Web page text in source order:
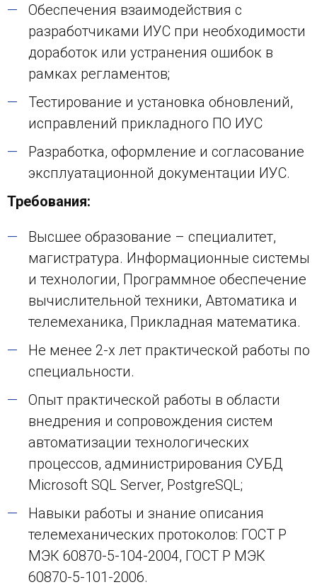
Обеспечения взаимодействия с
разработчиками ИУС при необходимости
доработок или устранения ошибок в
рамках регламентов;
Тестирование и установка обновлений,
исправлений прикладного ПО ИУС
Разработка, оформление и согласование
эксплуатационной документации ИУС.
Требования:
Высшее образование – специалитет,
магистратура. Информационные системы
и технологии, Программное обеспечение
вычислительной техники, Автоматика и
телемеханика, Прикладная математика.
Не менее 2-х лет практической работы по
специальности.
Опыт практической работы в области
внедрения и сопровождения систем
автоматизации технологических
процессов, администрирования СУБД
Microsoft SQL Server, PostgreSQL;
Навыки работы и знание описания
телемеханических протоколов: ГОСТ Р
МЭК 60870-5-104-2004, ГОСТ Р МЭК
60870-5-101-2006.